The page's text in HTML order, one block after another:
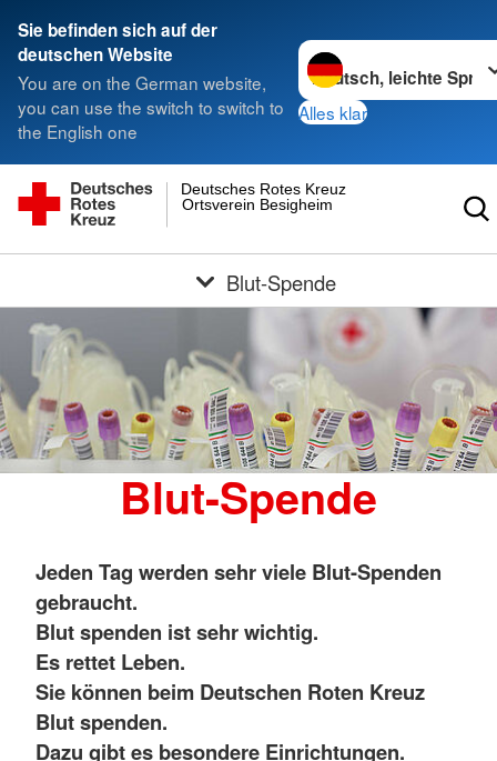
Sie befinden sich auf der
deutschen Website
You are on the German website,
you can use the switch to switch to
the English one
Sprache wechseln zu
Alles klar
Ortsverein Besigheim
Deutsches Rotes Kreuz
Blut-Spende
Blut-Spende
Jeden Tag werden sehr viele Blut-Spenden
gebraucht.
Blut spenden ist sehr wichtig.
Es rettet Leben.
Sie können beim Deutschen Roten Kreuz
Blut spenden.
Dazu gibt es besondere Einrichtungen.